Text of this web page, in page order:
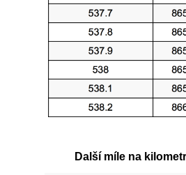
Další míle na